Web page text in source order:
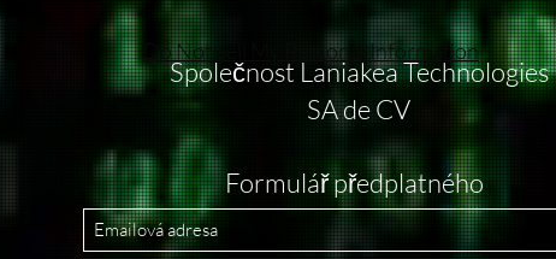
Společnost Laniakea Technologies
SA de CV
Do Not Sell My Personal Information
Formulář předplatného